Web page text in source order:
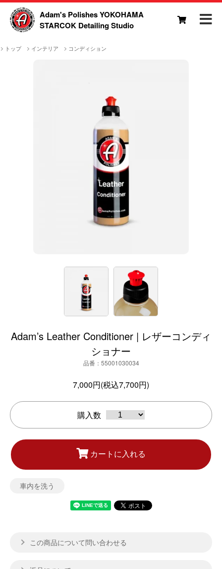
Adam's Polishes YOKOHAMA
STARCOK Detailing Studio
トップ インテリア コンディション
Adam’s Leather Conditioner | レザーコンディ
ショナー
品番：55001030034
7,000円(税込7,700円)
購入数
カートに入れる
車内を洗う
この商品について問い合わせる